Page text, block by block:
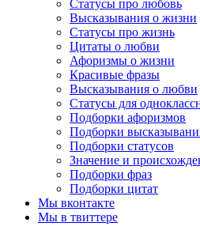
Статусы про любовь
Высказывания о жизни
Статусы про жизнь
Цитаты о любви
Афоризмы о жизни
Красивые фразы
Высказывания о любви
Статусы для
Подборки афоризмов
Подборки
Подборки статусов
Значение и
Подборки фраз
Подборки цитат
Мы вконтакте
Мы в твиттере